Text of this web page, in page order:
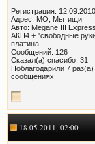
Регистрация: 12.09.2010
Адрес: МО, Мытищи
Авто: Megane III
AКП4 + "свободные
платина.
Сообщений: 126
Сказал(а) спасибо: 31
Поблагодарили 7 раз(а)
сообщениях
18.05.2011, 02:00